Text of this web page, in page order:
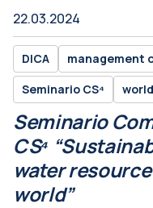
22.03.2024
DICA management
Seminario CS⁴
Seminario
CS⁴
water
world”